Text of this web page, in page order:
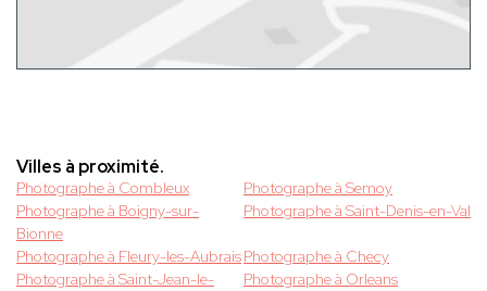
Villes à proximité.
Photographe à Combleux
Photographe à Semoy
Photographe à Boigny-sur-
Bionne
Photographe à Saint-Denis-en-Val
Photographe à Fleury-les-AubraisPhotographe à Checy
Photographe à Saint-Jean-le-
Photographe à Orleans